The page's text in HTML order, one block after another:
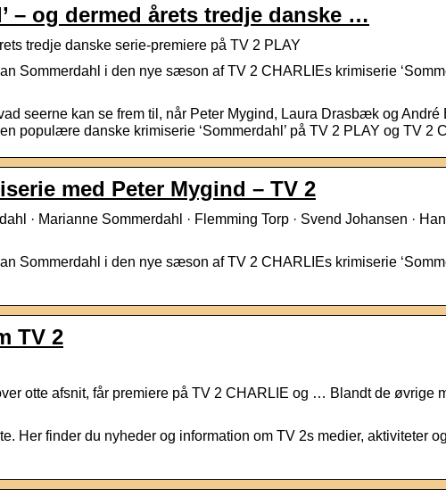
– og dermed årets tredje danske …
tredje danske serie-premiere på TV 2 PLAY
Sommerdahl i den nye sæson af TV 2 CHARLIEs krimiserie
seerne kan se frem til, når Peter Mygind, Laura Drasbæk og
populære danske krimiserie ‘Sommerdahl’ på TV 2 PLAY og TV 2
med Peter Mygind – TV 2
· Marianne Sommerdahl · Flemming Torp · Svend Johansen ·
Sommerdahl i den nye sæson af TV 2 CHARLIEs krimiserie
TV 2
otte afsnit, får premiere på TV 2 CHARLIE og … Blandt de øvrige
Her finder du nyheder og information om TV 2s medier, aktiviteter